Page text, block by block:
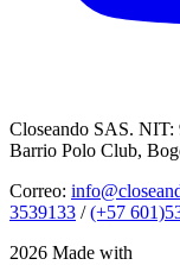
Closeando SAS. NIT:
Barrio Polo Club,
Correo:
3539133 /(+57
2026 Made with